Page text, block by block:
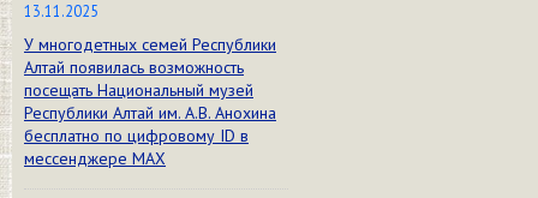
13.11.2025
У многодетных семей Республики
Алтай появилась возможность
посещать Национальный музей
Республики Алтай им. А.В. Анохина
бесплатно по цифровому ID в
мессенджере МАХ